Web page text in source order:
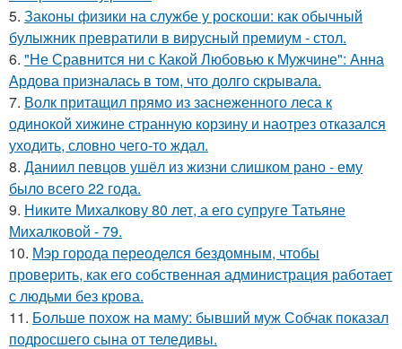
5. Законы физики на службе у роскоши: как обычный
булыжник превратили в вирусный премиум - стол.
6. "Не Сравнится ни с Какой Любовью к Мужчине": Анна
Ардова призналась в том, что долго скрывала.
7. Волк притащил прямо из заснеженного леса к
одинокой хижине странную корзину и наотрез отказался
уходить, словно чего-то ждал.
8. Даниил певцов ушёл из жизни слишком рано - ему
было всего 22 года.
9. Никите Михалкову 80 лет, а его супруге Татьяне
Михалковой - 79.
10. Мэр города переоделся бездомным, чтобы
проверить, как его собственная администрация работает
с людьми без крова.
11. Больше похож на маму: бывший муж Собчак показал
подросшего сына от теледивы.